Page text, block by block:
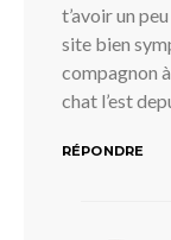
t’avoir un
site bien
compagnon
chat l’est
RÉPONDRE